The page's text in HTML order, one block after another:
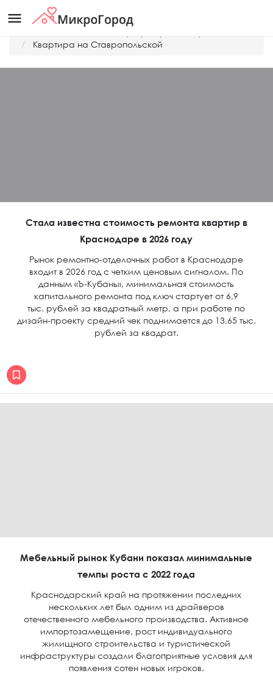
menu
Квартира на Ставропольской
Стала известна стоимость ремонта квартир в
Краснодаре в 2026 году
Рынок ремонтно-отделочных работ в Краснодаре
входит в 2026 год с четким ценовым сигналом. По
данным «Ъ-Кубань», минимальная стоимость
капитального ремонта под ключ стартует от 6,9
тыс. рублей за квадратный метр, а при работе по
дизайн-проекту средний чек поднимается до 13,65 тыс.
рублей за квадрат.
Мебельный рынок Кубани показал минимальные
темпы роста с 2022 года
Краснодарский край на протяжении последних
нескольких лет был одним из драйверов
отечественного мебельного производства. Активное
импортозамещение, рост индивидуального
жилищного строительства и туристической
инфраструктуры создали благоприятные условия для
появления сотен новых игроков.